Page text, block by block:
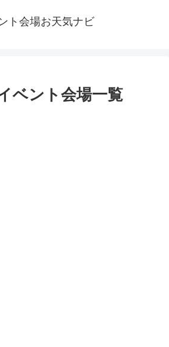
ト会場お天気ナビ
ベント会場一覧